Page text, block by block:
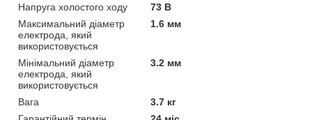
Напруга холостого ходу
73 В
Максимальний діаметр
електрода, який
використовується
1.6 мм
Мінімальний діаметр
електрода, який
використовується
3.2 мм
Вага
3.7 кг